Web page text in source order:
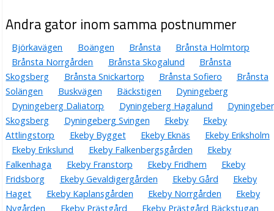
Andra gator inom samma postnummer
Björkavägen Boängen Brånsta
Brånsta Holmtorp
Brånsta Norrgården
Brånsta Skogalund
Brånsta
Skogsberg
Brånsta Snickartorp Brånsta Sofiero
Brånsta
Solängen
Buskvägen Bäckstigen
Dyningeberg
Dyningeberg Daliatorp
Dyningeberg Hagalund
Skogsberg
Dyningeberg Svingen Ekeby
Ekeby
Attlingstorp
Ekeby Bygget Ekeby Eknäs
Ekeby Eriksholm
Ekeby Erikslund
Ekeby Falkenbergsgården
Ekeby
Falkenhaga
Ekeby Franstorp Ekeby Fridhem
Ekeby
Fridsborg
Ekeby Gevaldigergården Ekeby Gård
Ekeby
Haget
Ekeby Kaplansgården Ekeby Norrgården
Ekeby
Nygården
Ekeby Prästgård
Ekeby Prästgård Bäckstugan